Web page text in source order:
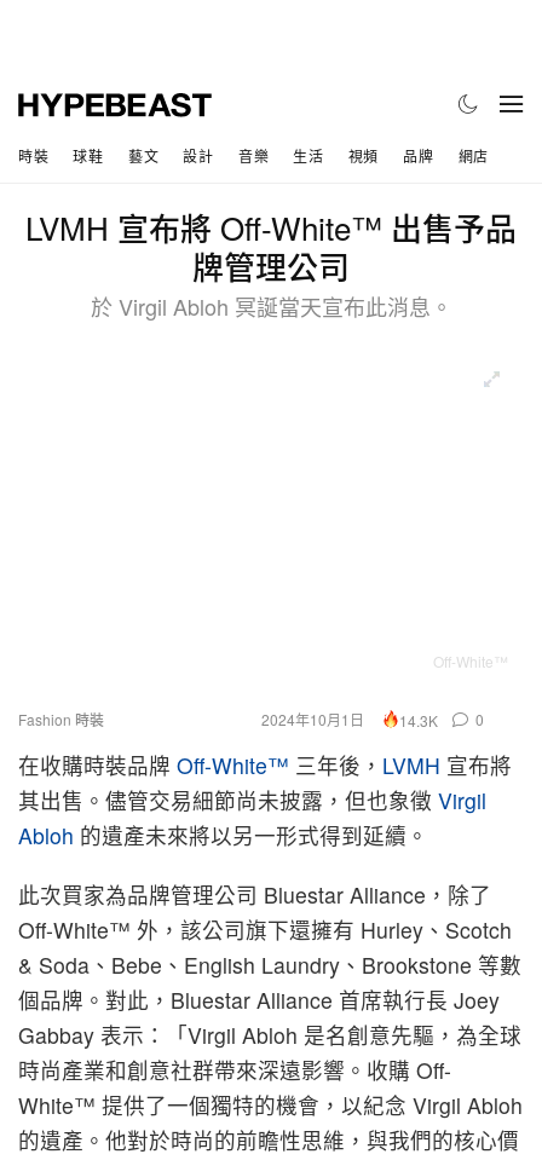
時裝 球鞋 藝文 設計 音樂 生活 視頻 品牌 網店
LVMH 宣布將 Off-White™ 出售予品
牌管理公司
於 Virgil Abloh 冥誕當天宣布此消息。
Off-White™
Fashion 時裝 2024年10月1日 14.3K 0
在收購時裝品牌 Off-White™ 三年後， LVMH 宣布將
其出售。儘管交易細節尚未披露，但也象徵 Virgil
Abloh 的遺產未來將以另一形式得到延續。
此次買家為品牌管理公司 Bluestar Alliance，除了
Off-White™ 外，該公司旗下還擁有 Hurley、Scotch
& Soda、Bebe、English Laundry、Brookstone 等數
個品牌。對此，Bluestar Alliance 首席執行長 Joey
Gabbay 表示：「Virgil Abloh 是名創意先驅，為全球
時尚產業和創意社群帶來深遠影響。收購 Off-
White™ 提供了一個獨特的機會，以紀念 Virgil Abloh
的遺產。他對於時尚的前瞻性思維，與我們的核心價